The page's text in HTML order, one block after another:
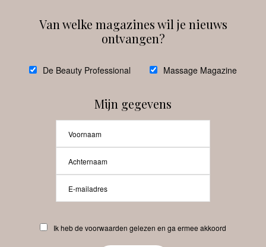
debeautyprofessional
Beauty-Pro.nl
Van welke magazines wil je nieuws
ontvangen?
De Beauty Professional Massage Magazine
Mijn gegevens
Ik heb de voorwaarden gelezen en ga ermee akkoord